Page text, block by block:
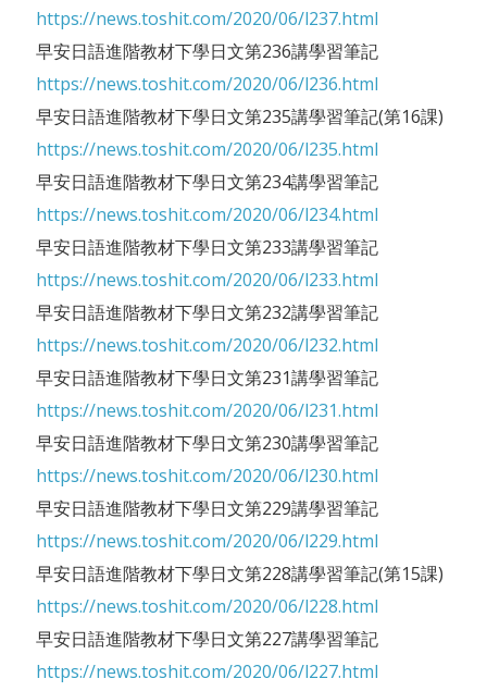
https://news.toshit.com/2020/06/l237.html
早安日語進階教材下學日文第236講學習筆記
https://news.toshit.com/2020/06/l236.html
早安日語進階教材下學日文第235講學習筆記(第16課)
https://news.toshit.com/2020/06/l235.html
早安日語進階教材下學日文第234講學習筆記
https://news.toshit.com/2020/06/l234.html
早安日語進階教材下學日文第233講學習筆記
https://news.toshit.com/2020/06/l233.html
早安日語進階教材下學日文第232講學習筆記
https://news.toshit.com/2020/06/l232.html
早安日語進階教材下學日文第231講學習筆記
https://news.toshit.com/2020/06/l231.html
早安日語進階教材下學日文第230講學習筆記
https://news.toshit.com/2020/06/l230.html
早安日語進階教材下學日文第229講學習筆記
https://news.toshit.com/2020/06/l229.html
早安日語進階教材下學日文第228講學習筆記(第15課)
https://news.toshit.com/2020/06/l228.html
早安日語進階教材下學日文第227講學習筆記
https://news.toshit.com/2020/06/l227.html